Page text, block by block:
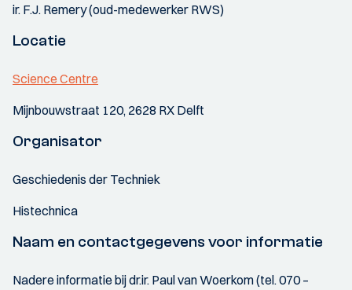
ir. F.J. Remery (oud-medewerker RWS)
Locatie
Science Centre
Mijnbouwstraat 120, 2628 RX Delft
Organisator
Geschiedenis der Techniek
Histechnica
Naam en contactgegevens voor informatie
Nadere informatie bij dr.ir. Paul van Woerkom (tel. 070 –